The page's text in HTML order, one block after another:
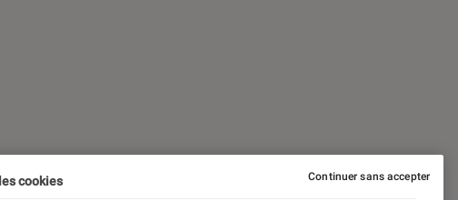
cookies Continuer sans accepter